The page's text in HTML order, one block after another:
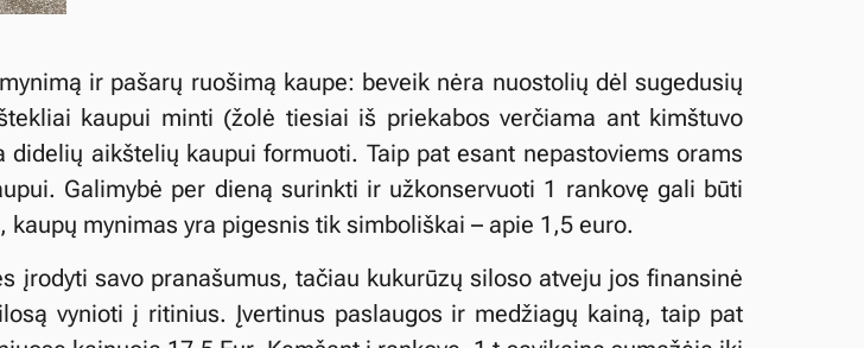
ir pašarų ruošimą kaupe: beveik nėra nuostolių dėl sugedusių
kaupui minti (žolė tiesiai iš priekabos verčiama ant kimštuvo
aikštelių kaupui formuoti. Taip pat esant nepastoviems orams
Galimybė per dieną surinkti ir užkonservuoti 1 rankovę gali būti
mynimas yra pigesnis tik simboliškai – apie 1,5 euro.
įrodyti savo pranašumus, tačiau kukurūzų siloso atveju jos finansinė
vynioti į ritinius. Įvertinus paslaugos ir medžiagų kainą, taip pat